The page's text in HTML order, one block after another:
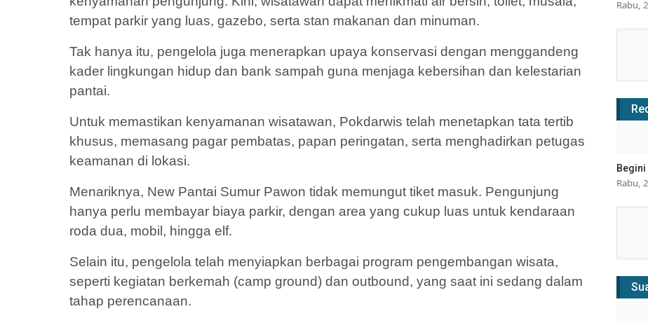
tempat parkir yang luas, gazebo, serta stan makanan dan minuman.
Tak hanya itu, pengelola juga menerapkan upaya konservasi dengan menggandeng
kader lingkungan hidup dan bank sampah guna menjaga kebersihan dan kelestarian
pantai.
Untuk memastikan kenyamanan wisatawan, Pokdarwis telah menetapkan tata tertib
khusus, memasang pagar pembatas, papan peringatan, serta menghadirkan petugas
keamanan di lokasi.
Menariknya, New Pantai Sumur Pawon tidak memungut tiket masuk. Pengunjung
hanya perlu membayar biaya parkir, dengan area yang cukup luas untuk kendaraan
roda dua, mobil, hingga elf.
Selain itu, pengelola telah menyiapkan berbagai program pengembangan wisata,
seperti kegiatan berkemah (camp ground) dan outbound, yang saat ini sedang dalam
tahap perencanaan.
Rabu,
Begini
Rabu,